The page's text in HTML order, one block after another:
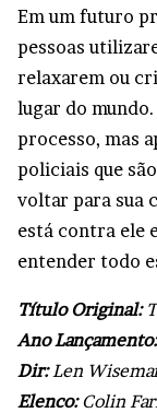
Em um futuro
pessoas
relaxarem ou
lugar do
processo, mas
policiais que
voltar para sua
está contra ele
entender todo
Título Original:
Ano Lançamento:
Dir:Len
Elenco:Colin